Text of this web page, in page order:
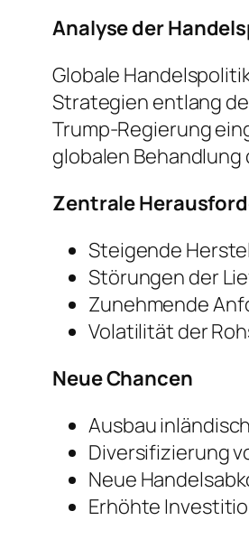
Analyse der
Globale
Strategien entlang
Trump-Regierung
globalen
Zentrale
Steigende
Störungen der
Zunehmende
Volatilität der
Neue Chancen
Ausbau
Diversifizierung
Neue
Erhöhte